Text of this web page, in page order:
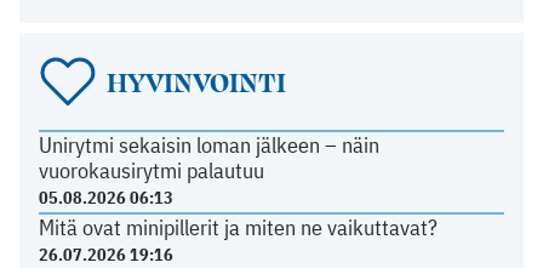
HYVINVOINTI
Unirytmi sekaisin loman jälkeen – näin
vuorokausirytmi palautuu
05.08.2026 06:13
Mitä ovat minipillerit ja miten ne vaikuttavat?
26.07.2026 19:16